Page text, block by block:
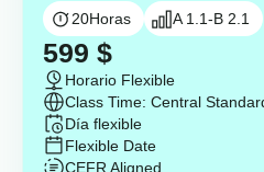
20Horas A 1.1-B 2.1
599 $
Horario Flexible
Class Time: Central
Día flexible
Flexible Date
CEFR Aligned